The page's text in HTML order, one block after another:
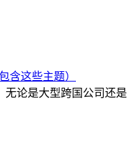
含这些主题）
论是大型跨国公司还